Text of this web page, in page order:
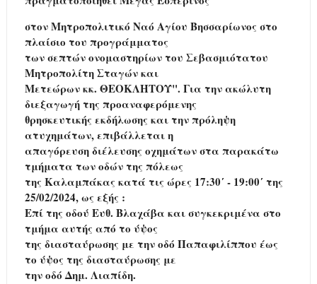
στον Μητροπολιτικό Ναό Αγίου Βησσαρίωνος στο
πλαίσιο του προγράμματος
των σεπτών ονομαστηρίων του Σεβασμιότατου
Μητροπολίτη Σταγών και
Μετεώρων κκ. ΘΕΟΚΛΗΤΟΥ". Για την ακώλυτη
διεξαγωγή της προαναφερόμενης
θρησκευτικής εκδήλωσης και την πρόληψη
ατυχημάτων, επιβάλλεται η
απαγόρευση διέλευσης οχημάτων στα παρακάτω
τμήματα των οδών της πόλεως
της Καλαμπάκας κατά τις ώρες 17:30΄ - 19:00΄ της
25/02/2024, ως εξής :
Επί της οδού Ευθ. Βλαχάβα και συγκεκριμένα στο
τμήμα αυτής από το ύψος
της διασταύρωσης με την οδό Παπαφιλίππου έως
το ύψος της διασταύρωσης με
την οδό Δημ. Λιαπίδη.